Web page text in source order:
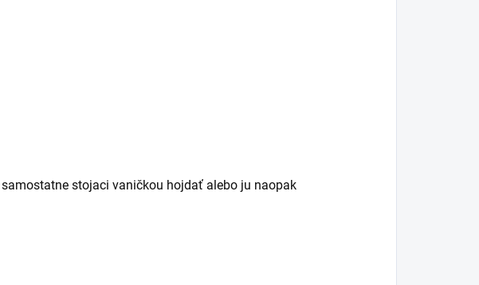
stojaci vaničkou hojdať alebo ju naopak